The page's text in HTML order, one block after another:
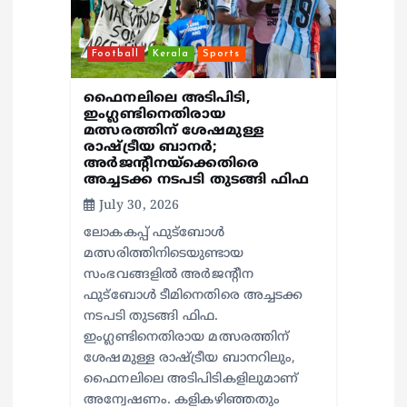
Football Kerala Sports
ഫൈനലിലെ അടിപിടി,
ഇംഗ്ലണ്ടിനെതിരായ
മത്സരത്തിന് ശേഷമുള്ള
രാഷ്ട്രീയ ബാനര്‍;
അര്‍ജന്റീനയ്‌ക്കെതിരെ
അച്ചടക്ക നടപടി തുടങ്ങി ഫിഫ
July 30, 2026
ലോകകപ്പ് ഫുട്‌ബോള്‍
മത്സരിത്തിനിടെയുണ്ടായ
സംഭവങ്ങളില്‍ അര്‍ജന്റീന
ഫുട്‌ബോള്‍ ടീമിനെതിരെ അച്ചടക്ക
നടപടി തുടങ്ങി ഫിഫ.
ഇംഗ്ലണ്ടിനെതിരായ മത്സരത്തിന്
ശേഷമുള്ള രാഷ്ട്രീയ ബാനറിലും,
ഫൈനലിലെ അടിപിടികളിലുമാണ്
അന്വേഷണം. കളികഴിഞ്ഞതും